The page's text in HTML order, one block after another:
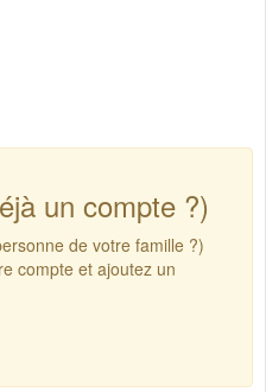
un compte ?)
de votre famille ?)
compte et ajoutez un